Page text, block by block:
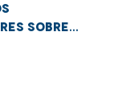
sobre